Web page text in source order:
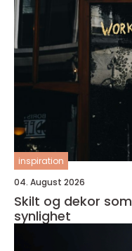
inspiration
04. August 2026
Skilt og dekor
synlighet